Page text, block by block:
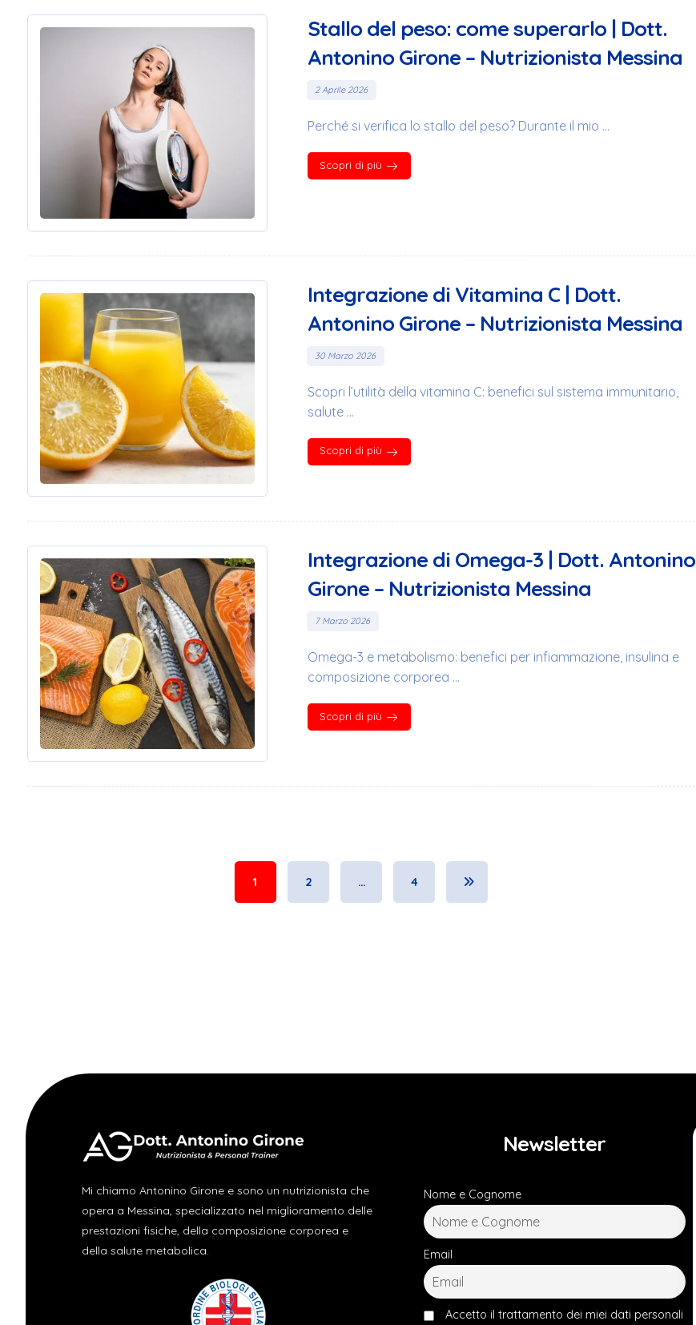
Stallo del peso: come superarlo | Dott.
Antonino Girone – Nutrizionista Messina
2 Aprile 2026
Perché si verifica lo stallo del peso? Durante il mio ...
Scopri di più
Integrazione di Vitamina C | Dott.
Antonino Girone – Nutrizionista Messina
30 Marzo 2026
Scopri l’utilità della vitamina C: benefici sul sistema immunitario,
salute ...
Scopri di più
Integrazione di Omega-3 | Dott. Antonino
Girone – Nutrizionista Messina
7 Marzo 2026
Omega-3 e metabolismo: benefici per infiammazione, insulina e
composizione corporea ...
Scopri di più
1 2 … 4
Mi chiamo Antonino Girone e sono un nutrizionista che
opera a Messina, specializzato nel miglioramento delle
prestazioni fisiche, della composizione corporea e
della salute metabolica.
Newsletter
Nome e Cognome
Email
Accetto il trattamento dei miei dati personali